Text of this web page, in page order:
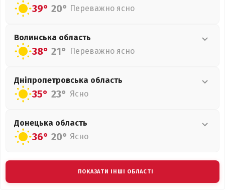
39° 20° Переважно ясно
Волинська область
38° 21° Переважно ясно
Дніпропетровська область
35° 23° Ясно
Донецька область
36° 20° Ясно
ПОКАЗАТИ ІНШІ ОБЛАСТІ